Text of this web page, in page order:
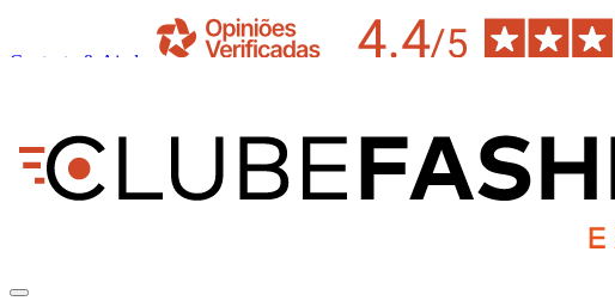
Contacto & Ajuda